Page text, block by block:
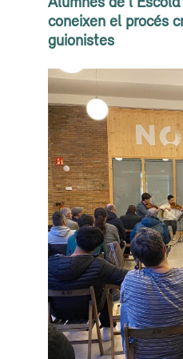
coneixen el procés
guionistes